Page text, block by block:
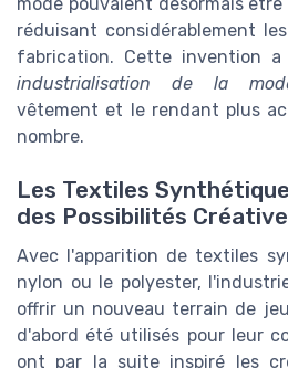
réduisant considérablement
fabrication. Cette invention
industrialisation de la
vêtement et le rendant plus
nombre.
Les Textiles
des Possibilités
Avec l'apparition de textiles
nylon ou le polyester,
offrir un nouveau terrain de
d'abord été utilisés pour leur
ont par la suite inspiré les